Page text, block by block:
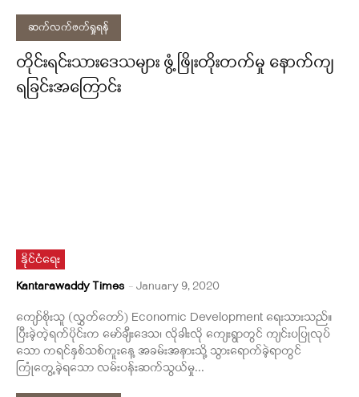
ဆက်လက်ဖတ်ရှုရန်
တိုင်းရင်းသားဒေသများ ဖွံ့ဖြိုးတိုးတက်မှု နောက်ကျ
ရခြင်းအကြောင်း
နိုင်ငံရေး
Kantarawaddy Times - January 9, 2020
ကျော်စိုးသူ (လွှတ်တော်) Economic Development ရေးသားသည်။
ပြီးခဲ့တဲ့ရက်ပိုင်းက မော်ချီးဒေသ၊ လိုခါးလို ကျေးရွာတွင် ကျင်းပပြုလုပ်
သော ကရင်နှစ်သစ်ကူးနေ့ အခမ်းအနားသို့ သွားရောက်ခဲ့ရာတွင်
ကြုံတွေ့ခဲ့ရသော လမ်းပန်းဆက်သွယ်မှု...